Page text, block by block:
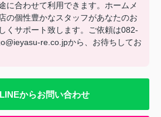
に合わせて利用できます。ホームメ
の個性豊かなスタッフがあなたのお
くサポート致します。ご依頼は082-
re.co.jpから、お待ちしてお
LINEからお問い合わせ